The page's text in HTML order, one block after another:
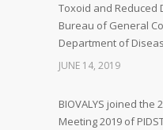
Toxoid and Reduced
Bureau of General
Department of
JUNE 14, 2019
BIOVALYS joined the
Meeting 2019 of